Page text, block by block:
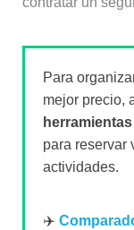
Para
mejor precio,
para reservar
actividades.
✈️